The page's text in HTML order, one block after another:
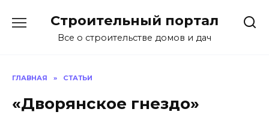
содержанию
Строительный портал
Все о строительстве домов и дач
ГЛАВНАЯ » СТАТЬИ
«Дворянское гнездо»